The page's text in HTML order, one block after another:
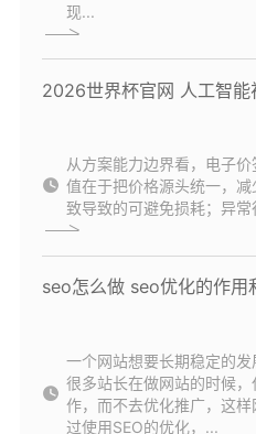
现...
2026世界杯官网 人工智能
从方案能力边界看，电子价
值在于把价格源头统一，
致导致的可避免损耗；异常
seo怎么做 seo优化的作用
一个网站想要长期稳定的发
很多站长在做网站的时候
作，而不去优化推广，这
过使用SEO的优化，...